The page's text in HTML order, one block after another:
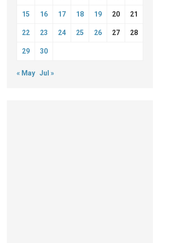
15 16 17 18 19 20 21
22 23 24 25 26 27 28
29 30
« May Jul »